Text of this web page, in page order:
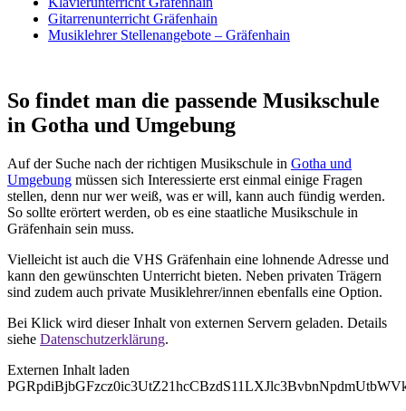
Gitarrenunterricht Gräfenhain
Musiklehrer Stellenangebote – Gräfenhain
So findet man die passende Musikschule
in Gotha und Umgebung
Auf der Suche nach der richtigen Musikschule in Gotha und
Umgebung müssen sich Interessierte erst einmal einige Fragen
stellen, denn nur wer weiß, was er will, kann auch fündig werden.
So sollte erörtert werden, ob es eine staatliche Musikschule in
Gräfenhain sein muss.
Vielleicht ist auch die VHS Gräfenhain eine lohnende Adresse und
kann den gewünschten Unterricht bieten. Neben privaten Trägern
sind zudem auch private Musiklehrer/innen ebenfalls eine Option.
Bei Klick wird dieser Inhalt von externen Servern geladen. Details
siehe Datenschutzerklärung.
Externen Inhalt laden